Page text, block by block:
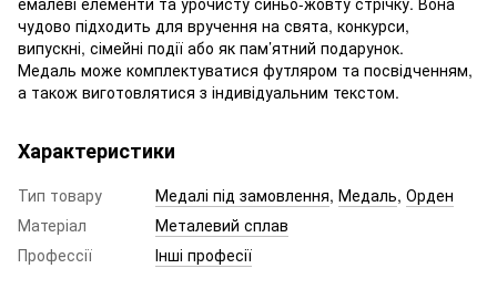
чудово підходить для вручення на свята, конкурси,
випускні, сімейні події або як пам’ятний подарунок.
Медаль може комплектуватися футляром та посвідченням,
а також виготовлятися з індивідуальним текстом.
Характеристики
Тип товару Медалі під замовлення, Медаль, Орден
Матеріал
Металевий сплав
Профессії
Інші професії